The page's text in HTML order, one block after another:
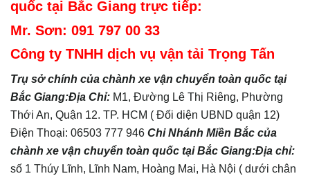
quốc tại Bắc Giang trực tiếp:
Mr. Sơn: 091 797 00 33
Công ty TNHH dịch vụ vận tải Trọng Tấn
Trụ sở chính của chành xe vận chuyển toàn quốc tại
Bắc Giang:Địa Chỉ: M1, Đường Lê Thị Riêng, Phường
Thới An, Quận 12. TP. HCM ( Đối diện UBND quận 12)
Điện Thoại: 06503 777 946 Chi Nhánh Miền Bắc của
chành xe vận chuyển toàn quốc tạiBắc Giang:Địa chỉ:
số 1 Thúy Lĩnh, Lĩnh Nam, Hoàng Mai, Hà Nội ( dưới chân